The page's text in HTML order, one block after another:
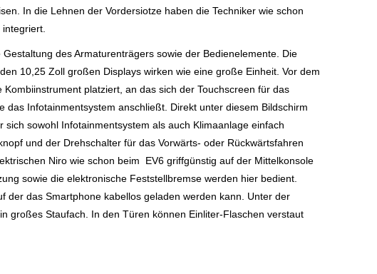
In die Lehnen der Vordersiotze haben die Techniker wie schon
des Armaturenträgers sowie der Bedienelemente. Die
10,25 Zoll großen Displays wirken wie eine große Einheit. Vor dem
Kombiinstrument platziert, an das sich der Touchscreen für das
das Infotainmentsystem anschließt. Direkt unter diesem Bildschirm
sich sowohl Infotainmentsystem als auch Klimaanlage einfach
und der Drehschalter für das Vorwärts- oder Rückwärtsfahren
Niro wie schon beim EV6 griffgünstig auf der Mittelkonsole
sowie die elektronische Feststellbremse werden hier bedient.
der das Smartphone kabellos geladen werden kann. Unter der
großes Staufach. In den Türen können Einliter-Flaschen verstaut